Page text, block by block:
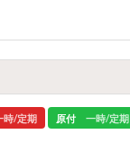
時/定期 原付 一時/定期